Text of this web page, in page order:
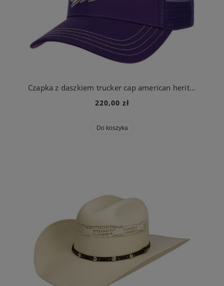
Czapka z daszkiem trucker cap american heritage classic fioletowa | Stetson
220,00 zł
Do koszyka